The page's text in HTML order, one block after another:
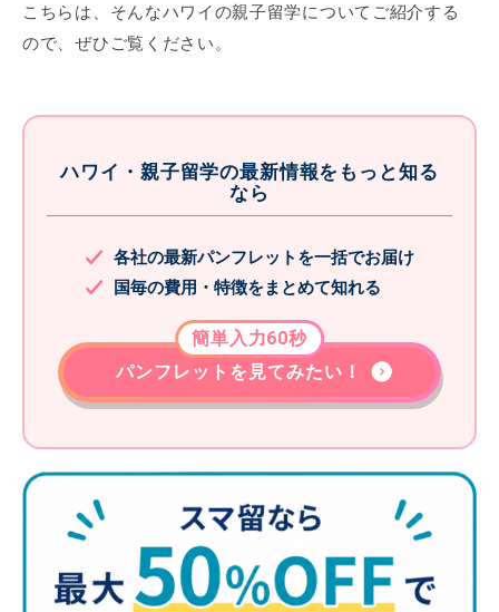
こちらは、そんなハワイの親子留学についてご紹介する
ので、ぜひご覧ください。
ハワイ・親子留学の最新情報をもっと知る
なら
各社の最新パンフレットを一括でお届け
国毎の費用・特徴をまとめて知れる
パンフレットを見てみたい！
簡単入力60秒